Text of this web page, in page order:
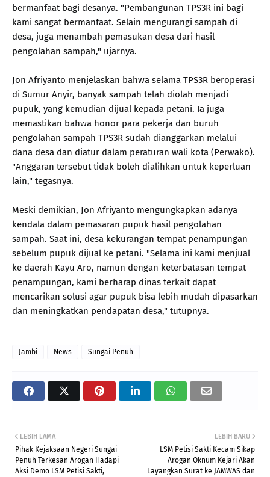
bermanfaat bagi desanya. "Pembangunan TPS3R ini bagi
kami sangat bermanfaat. Selain mengurangi sampah di
desa, juga menambah pemasukan desa dari hasil
pengolahan sampah," ujarnya.
Jon Afriyanto menjelaskan bahwa selama TPS3R beroperasi
di Sumur Anyir, banyak sampah telah diolah menjadi
pupuk, yang kemudian dijual kepada petani. Ia juga
memastikan bahwa honor para pekerja dan buruh
pengolahan sampah TPS3R sudah dianggarkan melalui
dana desa dan diatur dalam peraturan wali kota (Perwako).
"Anggaran tersebut tidak boleh dialihkan untuk keperluan
lain," tegasnya.
Meski demikian, Jon Afriyanto mengungkapkan adanya
kendala dalam pemasaran pupuk hasil pengolahan
sampah. Saat ini, desa kekurangan tempat penampungan
sebelum pupuk dijual ke petani. "Selama ini kami menjual
ke daerah Kayu Aro, namun dengan keterbatasan tempat
penampungan, kami berharap dinas terkait dapat
mencarikan solusi agar pupuk bisa lebih mudah dipasarkan
dan meningkatkan pendapatan desa," tutupnya.
Jambi News Sungai Penuh
LEBIH BARU
LSM Petisi Sakti Kecam Sikap
Arogan Oknum Kejari Akan
Layangkan Surat ke JAMWAS dan
LEBIH LAMA
Pihak Kejaksaan Negeri Sungai
Penuh Terkesan Arogan Hadapi
Aksi Demo LSM Petisi Sakti,